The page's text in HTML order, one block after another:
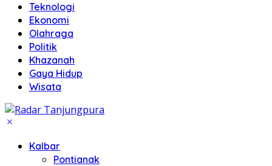
Teknologi
Ekonomi
Olahraga
Politik
Khazanah
Gaya Hidup
Wisata
Kalbar
Pontianak